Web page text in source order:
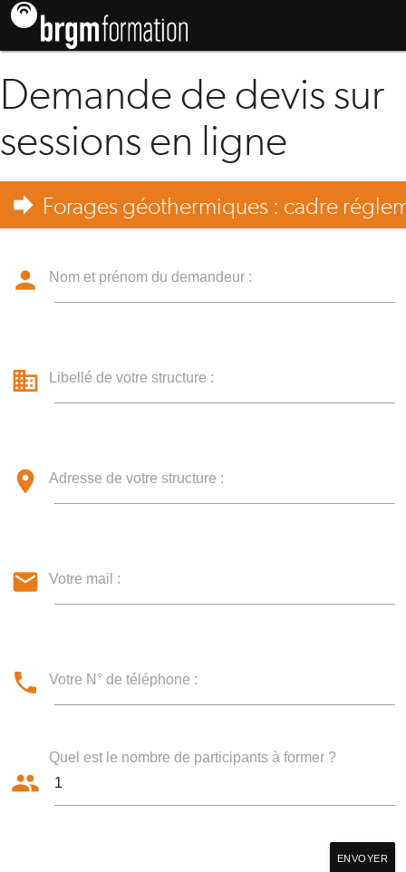
Demande de devis sur
sessions en ligne
forward Forages géothermiques : cadre
person Nom et prénom du demandeur :
business Libellé de votre structure :
location_on Adresse de votre structure :
mail Votre mail :
phone Votre N° de téléphone :
group
Quel est le nombre de participants à former ?
ENVOYER